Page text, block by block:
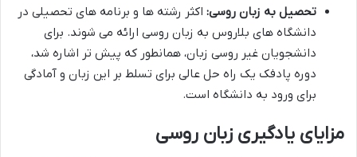
تحصیل به زبان روسی: اکثر رشته ها و برنامه های تحصیلی در
دانشگاه های بلاروس به زبان روسی ارائه می شوند. برای
دانشجویان غیر روسی زبان، همانطور که پیش تر اشاره شد،
دوره پادفک یک راه حل عالی برای تسلط بر این زبان و آمادگی
برای ورود به دانشگاه است.
مزایای یادگیری زبان روسی